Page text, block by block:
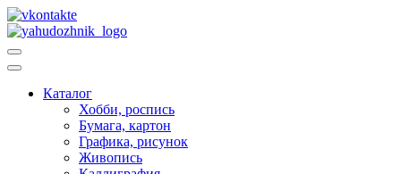
Каталог
Хобби, роспись
Бумага, картон
Графика, рисунок
Живопись